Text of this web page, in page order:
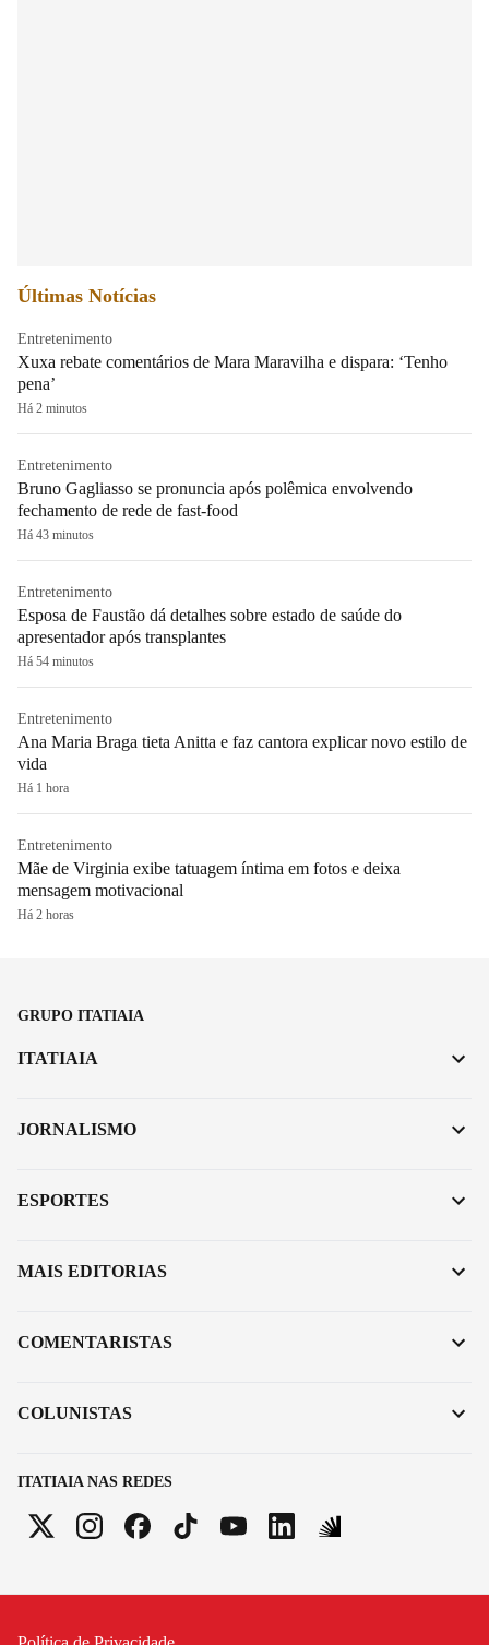
Últimas Notícias
Entretenimento
Xuxa rebate comentários de Mara Maravilha e dispara: ‘Tenho
pena’
Há 2 minutos
Entretenimento
Bruno Gagliasso se pronuncia após polêmica envolvendo
fechamento de rede de fast-food
Há 43 minutos
Entretenimento
Esposa de Faustão dá detalhes sobre estado de saúde do
apresentador após transplantes
Há 54 minutos
Entretenimento
Ana Maria Braga tieta Anitta e faz cantora explicar novo estilo de
vida
Há 1 hora
Entretenimento
Mãe de Virginia exibe tatuagem íntima em fotos e deixa
mensagem motivacional
Há 2 horas
GRUPO ITATIAIA
ITATIAIA NAS REDES
ITATIAIA
JORNALISMO
ESPORTES
MAIS EDITORIAS
COMENTARISTAS
COLUNISTAS